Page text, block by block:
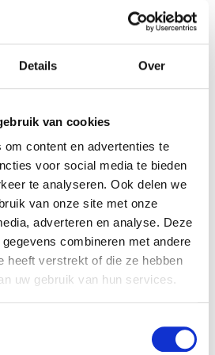
Details Over
van cookies
om content en advertenties te
voor social media te bieden
te analyseren. Ook delen we
van onze site met onze
adverteren en analyse. Deze
combineren met andere
heeft verstrekt of die ze hebben
uw gebruik van hun services.
probleem is met uw leidingen
geur van rioolwater soms elke
Onze loodgieter in Gent
manier de bron van de
en deze vervolgens
toilet
rioollucht in uw toilet opmerkt,
deze geurhinder opsporen en
kan uw wc slecht ruiken. Maar
uit het toilet blijft opstijgen,
is het tijd om
Sobry in Gent te contacteren.
komt. Als we de bron van
vinden, gebruiken we een